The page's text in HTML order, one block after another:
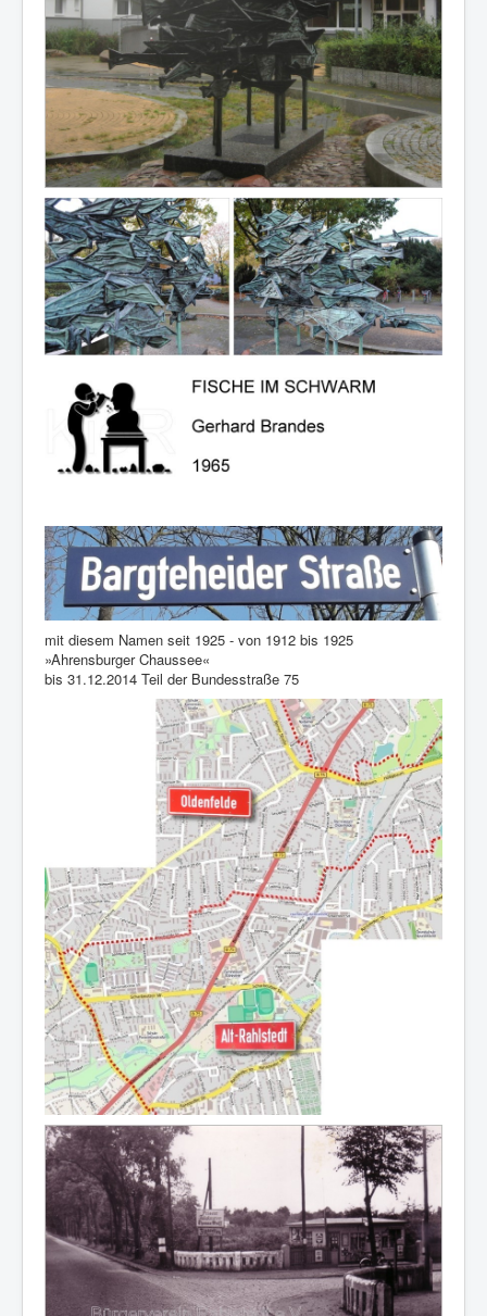
mit diesem Namen seit 1925 - von 1912 bis 1925
»Ahrensburger Chaussee«
bis 31.12.2014 Teil der Bundesstraße 75